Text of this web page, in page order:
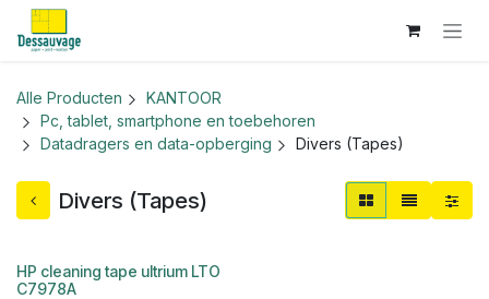
Overslaan naar inhoud
Alle Producten
KANTOOR
Pc, tablet, smartphone en toebehoren
Datadragers en data-opberging
Divers (Tapes)
Divers (Tapes)
HP cleaning tape ultrium LTO
C7978A